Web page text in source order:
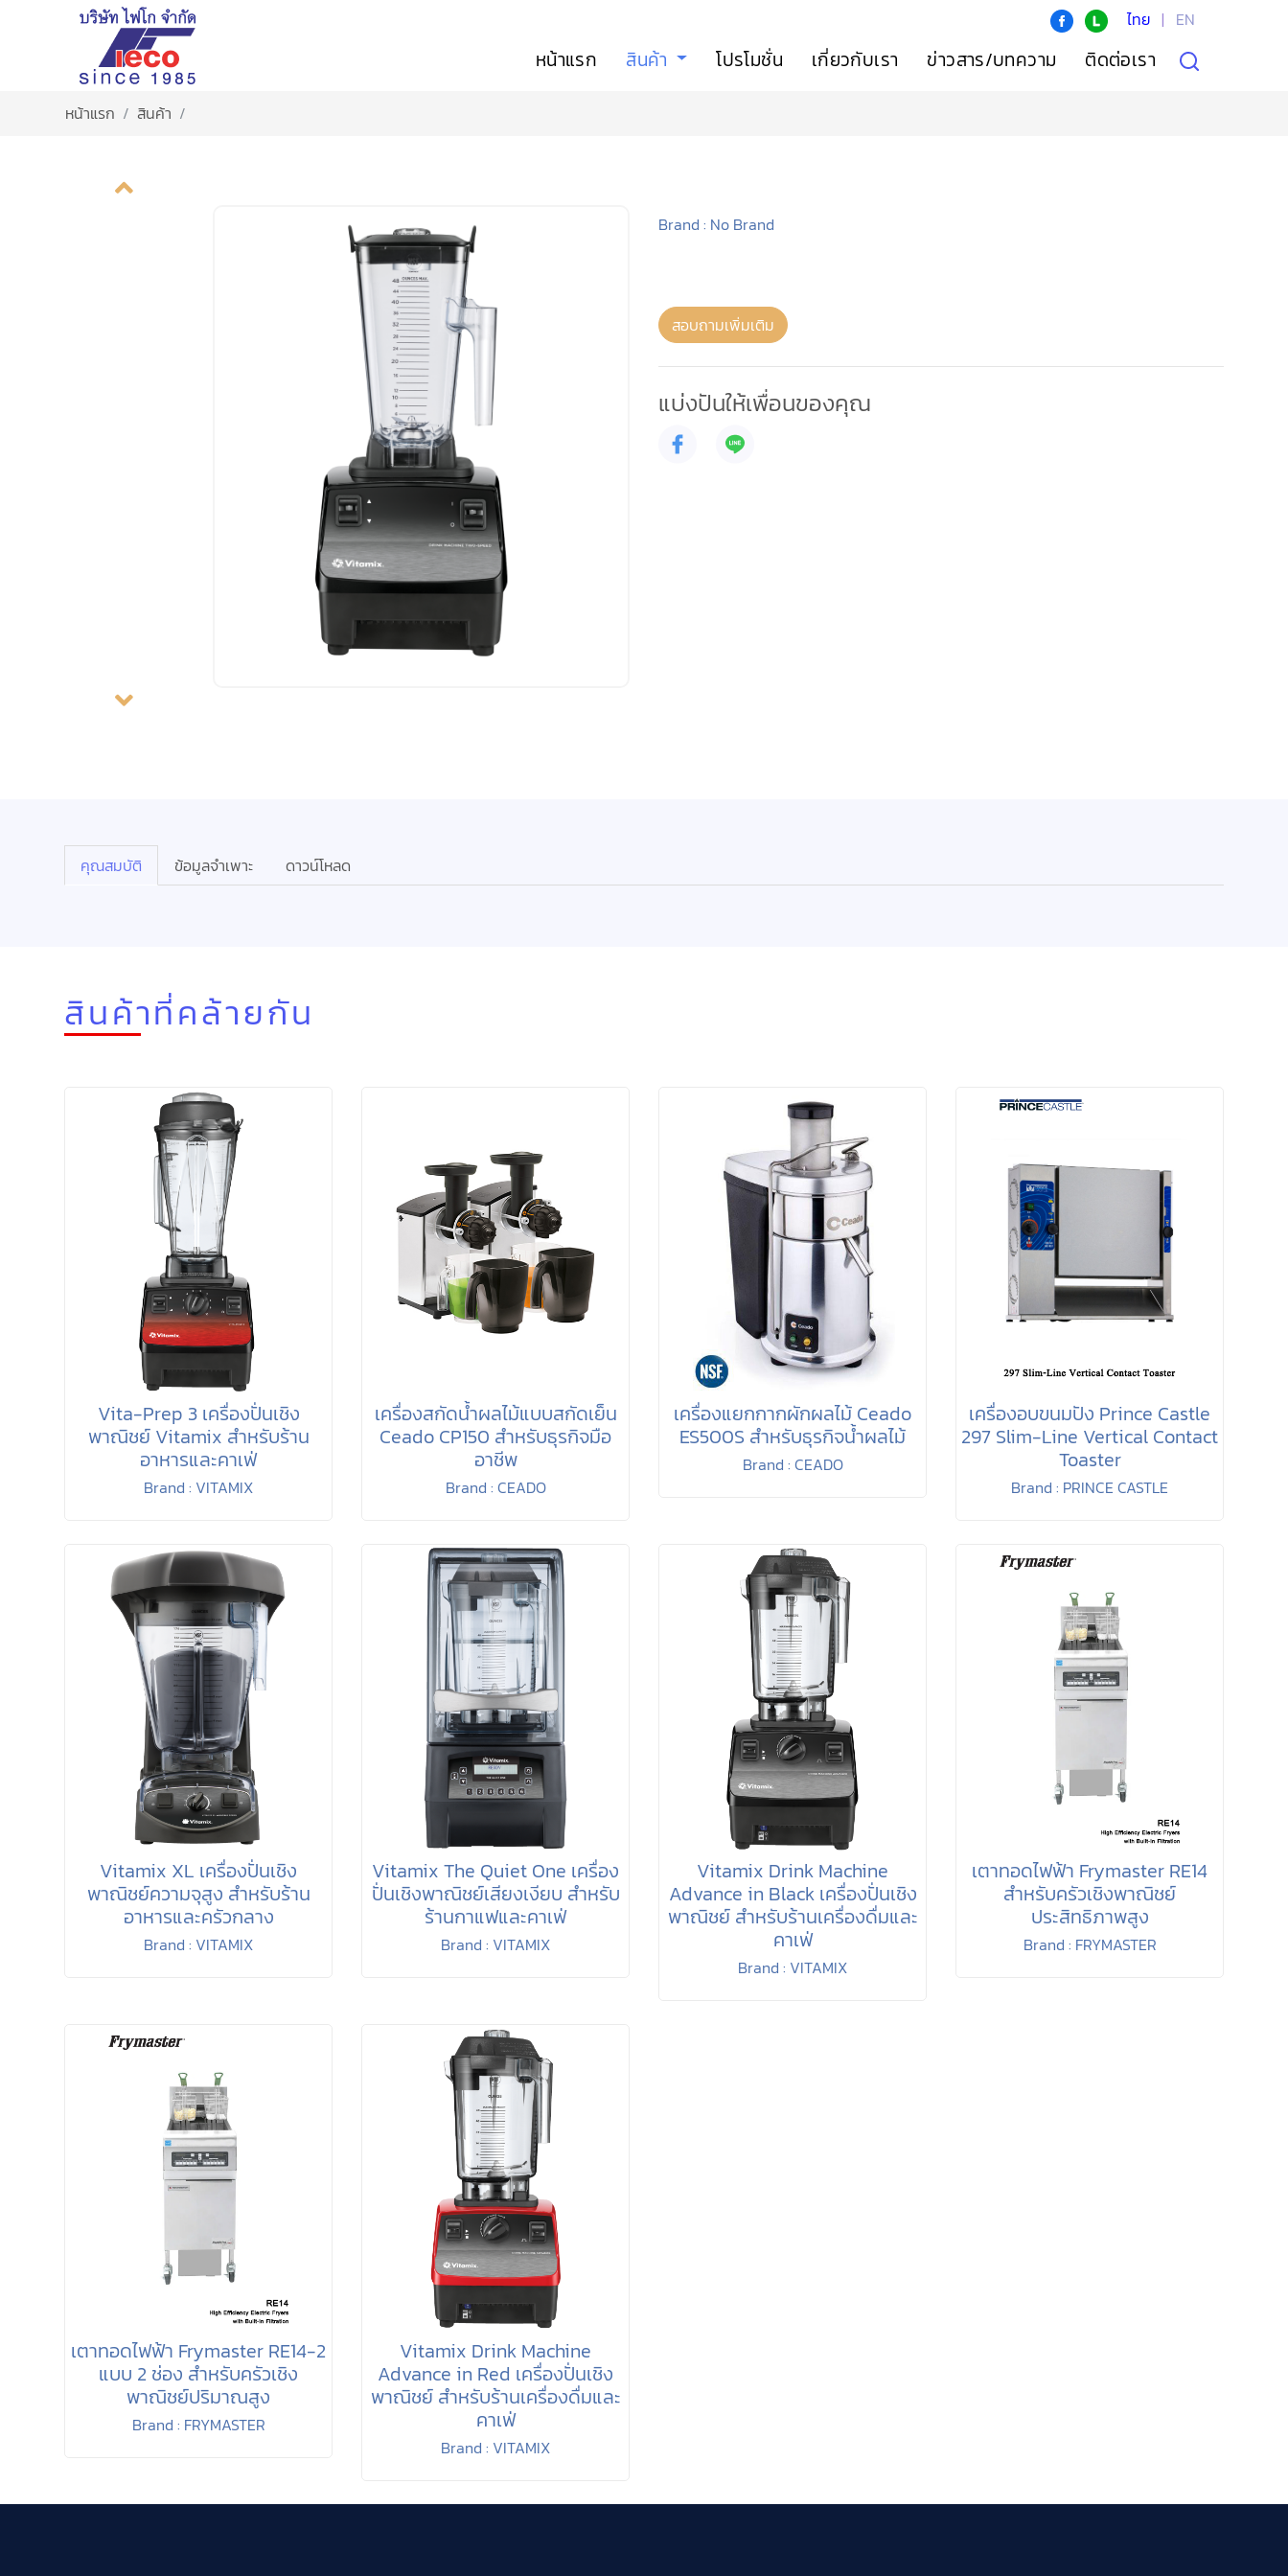
หน้าแรก สินค้า โปรโมชั่น เกี่ยวกับเรา ข่าวสาร/บทความ ติดต่อเรา
ไทย | EN
หน้าแรก สินค้า
Brand : No Brand
สอบถามเพิ่มเติม
แบ่งปันให้เพื่อนของคุณ
คุณสมบัติ ข้อมูลจำเพาะ ดาวน์โหลด
สินค้าที่คล้ายกัน
Vita-Prep 3 เครื่องปั่นเชิง
พาณิชย์ Vitamix สำหรับร้าน
อาหารและคาเฟ่
Brand : VITAMIX
เครื่องสกัดน้ำผลไม้แบบสกัดเย็น
Ceado CP150 สำหรับธุรกิจมือ
อาชีพ
Brand : CEADO
เครื่องแยกกากผักผลไม้ Ceado
ES500S สำหรับธุรกิจน้ำผลไม้
Brand : CEADO
เครื่องอบขนมปัง Prince Castle
297 Slim-Line Vertical Contact
Toaster
Brand : PRINCE CASTLE
Vitamix XL เครื่องปั่นเชิง
พาณิชย์ความจุสูง สำหรับร้าน
อาหารและครัวกลาง
Brand : VITAMIX
Vitamix The Quiet One เครื่อง
ปั่นเชิงพาณิชย์เสียงเงียบ สำหรับ
ร้านกาแฟและคาเฟ่
Brand : VITAMIX
Vitamix Drink Machine
Advance in Black เครื่องปั่นเชิง
พาณิชย์ สำหรับร้านเครื่องดื่มและ
คาเฟ่
Brand : VITAMIX
เตาทอดไฟฟ้า Frymaster RE14
สำหรับครัวเชิงพาณิชย์
ประสิทธิภาพสูง
Brand : FRYMASTER
เตาทอดไฟฟ้า Frymaster RE14-2
แบบ 2 ช่อง สำหรับครัวเชิง
พาณิชย์ปริมาณสูง
Brand : FRYMASTER
Vitamix Drink Machine
Advance in Red เครื่องปั่นเชิง
พาณิชย์ สำหรับร้านเครื่องดื่มและ
คาเฟ่
Brand : VITAMIX